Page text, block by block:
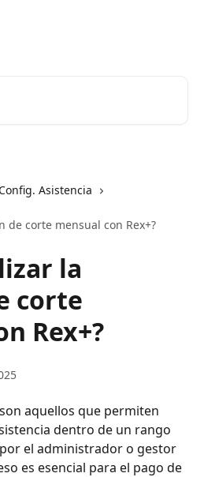
Config. Asistencia
de corte mensual con Rex+?
la
corte
Rex+?
aquellos que permiten
dentro de un rango
el administrador o gestor
es esencial para el pago de